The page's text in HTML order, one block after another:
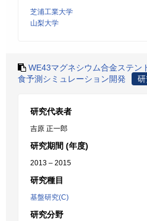
芝浦工業大学
山梨大学
WE43マグネシウム合金ステン
食予測シミュレーション開発
研究代表者
吉原 正一郎
研究期間 (年度)
2013 – 2015
研究種目
基盤研究(C)
研究分野